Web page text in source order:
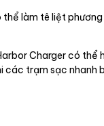
thể làm tê liệt phương
Charger có thể
các trạm sạc nhanh